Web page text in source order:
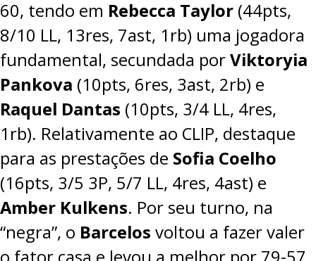
60, tendo em Rebecca Taylor (44pts,
8/10 LL, 13res, 7ast, 1rb) uma jogadora
fundamental, secundada porViktoryia
Pankova (10pts, 6res, 3ast, 2rb) e
Raquel Dantas (10pts, 3/4 LL, 4res,
1rb). Relativamente ao CLIP, destaque
para as prestações de Sofia Coelho
(16pts, 3/5 3P, 5/7 LL, 4res, 4ast) e
Amber Kulkens. Por seu turno, na
“negra”, o Barcelos voltou a fazer valer